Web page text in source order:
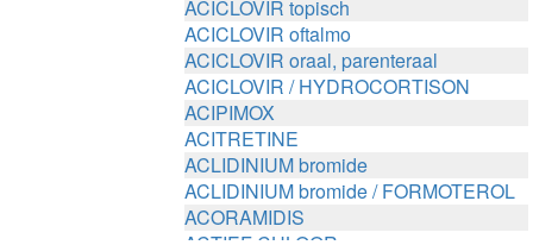
ACICLOVIR topisch
ACICLOVIR oftalmo
ACICLOVIR oraal, parenteraal
ACICLOVIR / HYDROCORTISON
ACIPIMOX
ACITRETINE
ACLIDINIUM bromide
ACLIDINIUM bromide / FORMOTEROL
ACORAMIDIS